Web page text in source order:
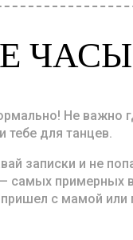
ЧАСЫ
Не важно
тебе для танцев.
записки и не
самых примерных
с мамой